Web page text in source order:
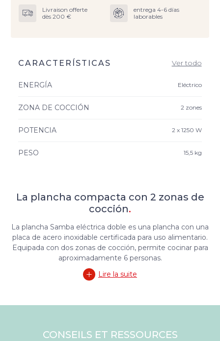
Livraison offerte
dès 200 €
entrega 4-6 días
laborables
CARACTERÍSTICAS Ver todo
ENERGÍA Eléctrico
ZONA DE COCCIÓN 2 zones
POTENCIA 2 x 1250 W
PESO 15,5 kg
La plancha compacta con 2 zonas de
cocción.
La plancha Samba eléctrica doble es una plancha con una
placa de acero inoxidable certificada para uso alimentario.
Equipada con dos zonas de cocción, permite cocinar para
aproximadamente 6 personas.
Lire la suite
CONSEILS ET RESSOURCES